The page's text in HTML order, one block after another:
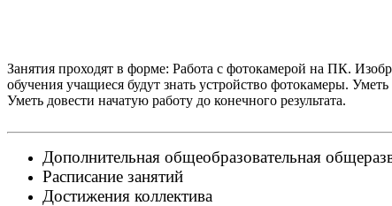
Занятия проходят в форме: Работа с фотокамерой на ПК.
обучения учащиеся будут знать устройство фотокамеры.
Уметь довести начатую работу до конечного результата.
Дополнительная общеобразовательная
Расписание занятий
Достижения коллектива